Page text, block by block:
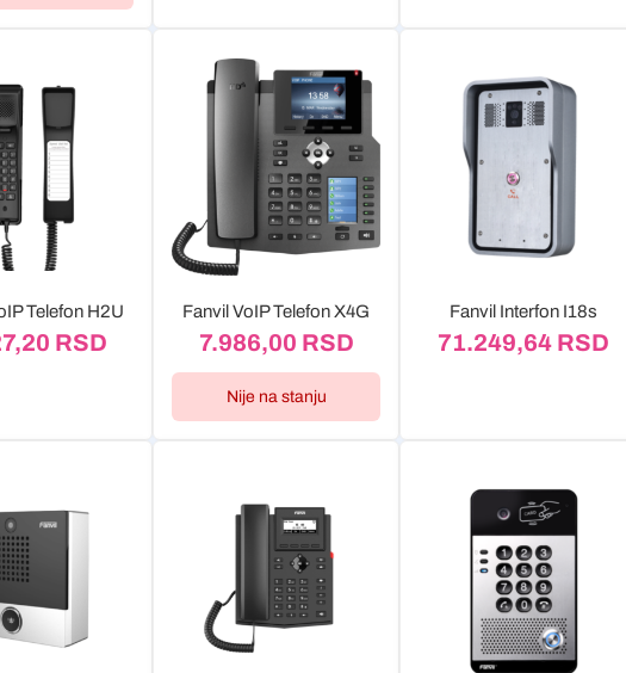
Telefon H2U
RSD
Fanvil VoIP Telefon X4G
7.986,00 RSD
Nije na stanju
Fanvil Interfon I18s
71.249,64 RSD